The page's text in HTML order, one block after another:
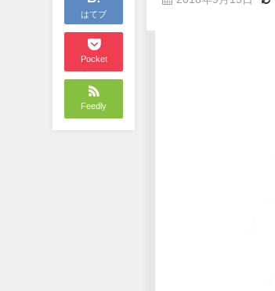
はてブ
Pocket
Feedly